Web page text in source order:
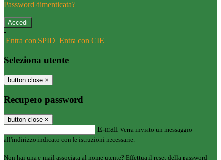
Password dimenticata?
-
Entra con SPID Entra con CIE
Seleziona utente
button close ×
Recupero password
button close ×
E-mail Verrà inviato un messaggio
all'indirizzo indicato con le istruzioni necessarie.
Non hai una e-mail associata al nome utente? Effettua il reset della password